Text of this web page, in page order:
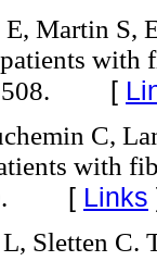
Martin S,
[
C,
with
[ Links
Sletten C.